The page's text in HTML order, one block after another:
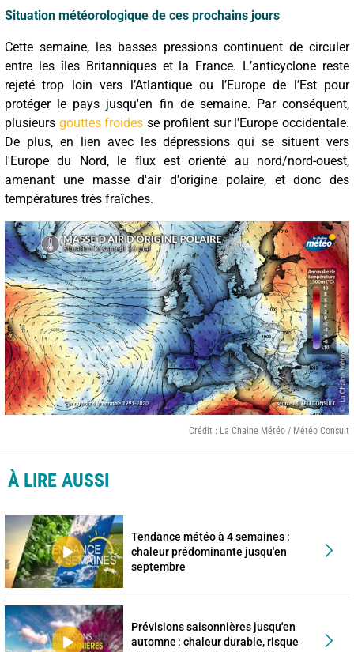
Situation météorologique de ces prochains jours
Cette semaine, les basses pressions continuent de circuler
entre les îles Britanniques et la France. L’anticyclone reste
rejeté trop loin vers l’Atlantique ou l’Europe de l’Est pour
protéger le pays jusqu'en fin de semaine. Par conséquent,
plusieurs gouttes froides se profilent sur l'Europe occidentale.
De plus, en lien avec les dépressions qui se situent vers
l'Europe du Nord, le flux est orienté au nord/nord-ouest,
amenant une masse d'air d'origine polaire, et donc des
températures très fraîches.
Crédit : La Chaine Météo / Météo Consult
À LIRE AUSSI
Tendance météo à 4 semaines :
chaleur prédominante jusqu'en
septembre
Prévisions saisonnières jusqu'en
automne : chaleur durable, risque